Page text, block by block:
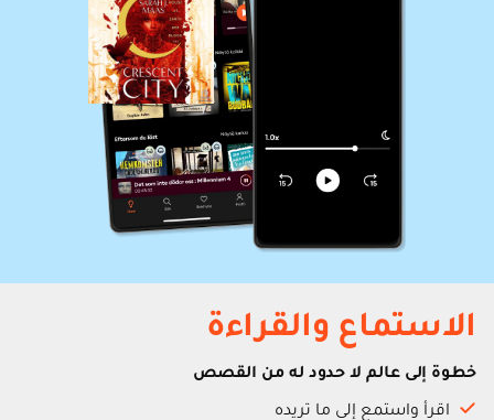
الاستماع والقراءة
خطوة إلى عالم لا حدود له من القصص
اقرأ واستمع إلى ما تريده